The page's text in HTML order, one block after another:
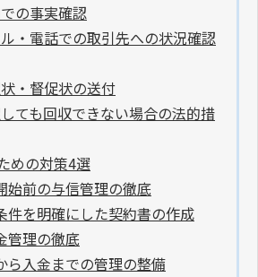
の事実確認
・電話での取引先への状況確認
・督促状の送付
ても回収できない場合の法的措
めの対策4選
始前の与信管理の徹底
件を明確にした契約書の作成
管理の徹底
ら入金までの管理の整備